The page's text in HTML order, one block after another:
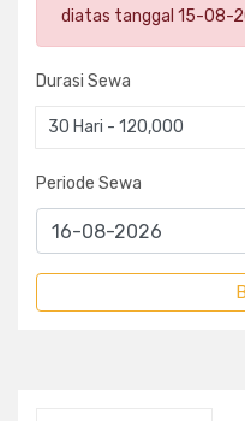
diatas tanggal 15-08-
Durasi Sewa
30 Hari - 120,000
Periode Sewa